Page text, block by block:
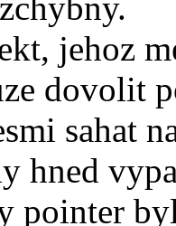
jehoz
dovolit
sahat
hned
pointer